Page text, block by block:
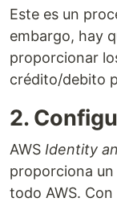
Este es un
embargo, hay
proporcionar
crédito/debito
2.
AWS Identity
proporciona
todo AWS.